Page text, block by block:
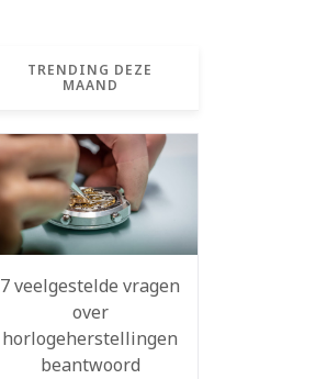
TRENDING DEZE
MAAND
7 veelgestelde vragen
over
horlogeherstellingen
beantwoord